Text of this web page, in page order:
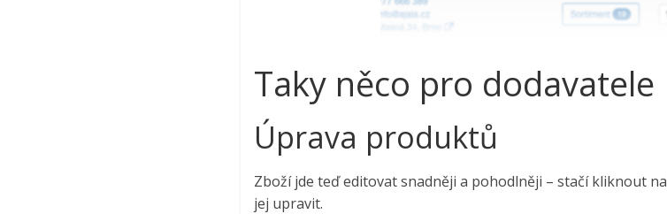
Taky něco pro dodavatele
Úprava produktů
Zboží jde teď editovat snadněji a pohodlněji – stačí kliknout
jej upravit.